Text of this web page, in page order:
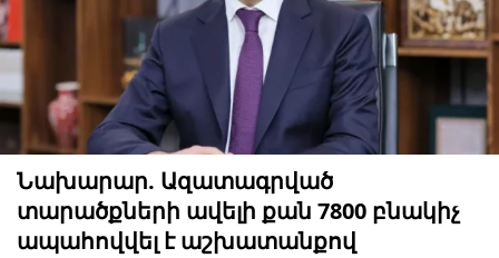
Նախարար. Ազատագրված
տարածքների ավելի քան 7800 բնակիչ
ապահովվել է աշխատանքով